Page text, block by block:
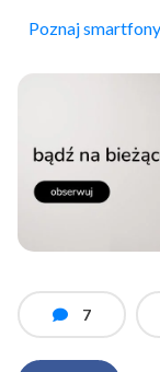
Poznaj
7